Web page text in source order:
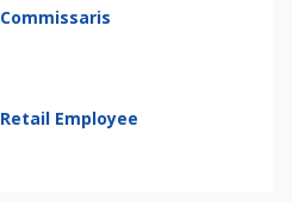
Commissaris
Retail Employee